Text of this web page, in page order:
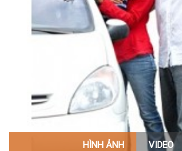
HÌNH ẢNH VIDEO